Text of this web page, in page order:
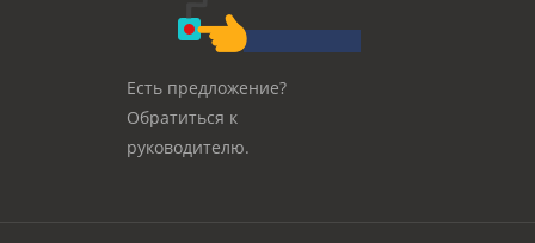
Есть предложение?
Обратиться к
руководителю.